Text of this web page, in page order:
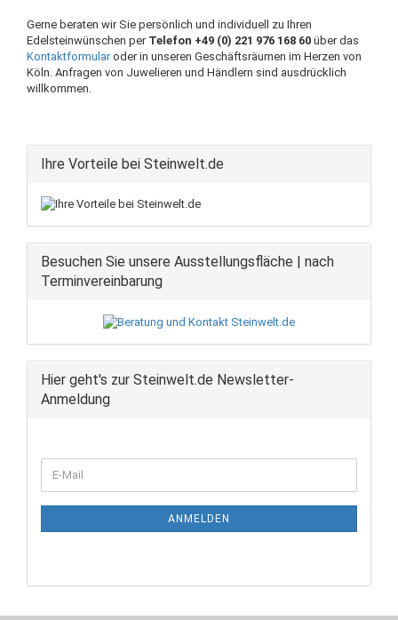
Gerne beraten wir Sie persönlich und individuell zu Ihren
Edelsteinwünschen per Telefon +49 (0) 221 976 168 60 über das
Kontaktformularoder in unseren Geschäftsräumen im Herzen von
Köln. Anfragen von Juwelieren und Händlern sind ausdrücklich
willkommen.
Ihre Vorteile bei Steinwelt.de
Besuchen Sie unsere Ausstellungsfläche | nach
Terminvereinbarung
Hier geht's zur Steinwelt.de Newsletter-
Anmeldung
ZUR
E-
Mail
ANMELDEN